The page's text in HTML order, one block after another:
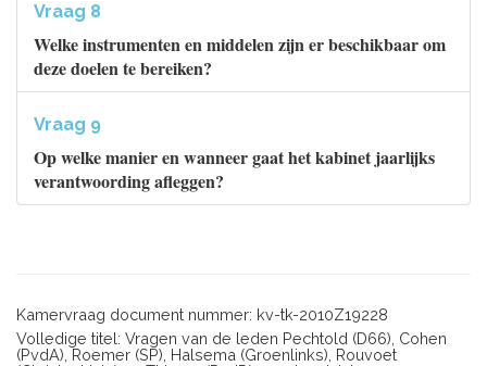
Vraag 8
Welke instrumenten en middelen zijn er beschikbaar om
deze doelen te bereiken?
Vraag 9
Op welke manier en wanneer gaat het kabinet jaarlijks
verantwoording afleggen?
Kamervraag document nummer: kv-tk-2010Z19228
Volledige titel: Vragen van de leden Pechtold (D66), Cohen
(PvdA), Roemer (SP), Halsema (Groenlinks), Rouvoet